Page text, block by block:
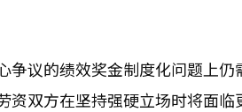
议的绩效奖金制度化问题上仍
双方在坚持强硬立场时将面临